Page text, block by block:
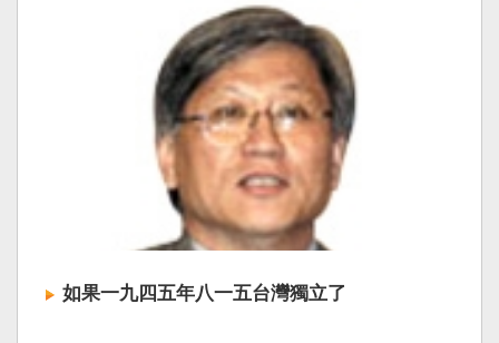
如果一九四五年八一五台灣獨立了